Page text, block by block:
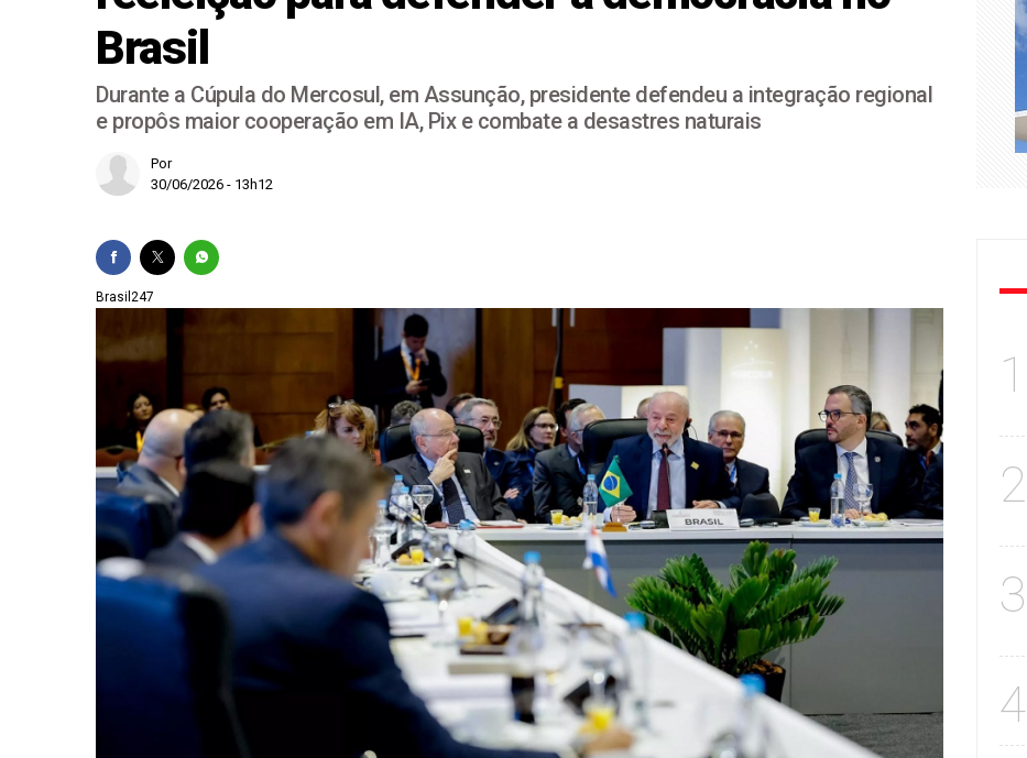
Vantagem de Flávio Bolsonaro sobre Lula entre evangélicos cai pela metade, diz Quaest
FLÁVIO BOLSONARO ESCOLHE UM VICE DESCONHECIDO A NÍVEL NACIONAL
Brasil
Durante a Cúpula do Mercosul, em Assunção, presidente defendeu a integração regional
e propôs maior cooperação em IA, Pix e combate a desastres naturais
Por
30/06/2026 - 13h12
Brasil247
1
2
3
4